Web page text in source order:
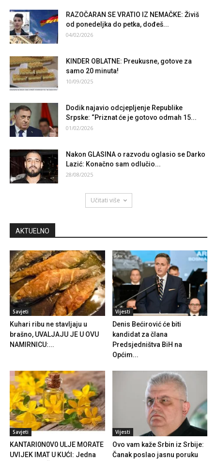
RAZOČARAN SE VRATIO IZ NEMAČKE: Živiš
od ponedeljka do petka, dođeš...
04/02/2026
KINDER OBLATNE: Preukusne, gotove za
samo 20 minuta!
10/09/2025
Dodik najavio odcjepljenje Republike
Srpske: “Priznat će je gotovo odmah 15...
01/02/2026
Nakon GLASINA o razvodu oglasio se Darko
Lazić: Konačno sam odlučio...
28/08/2025
Učitati više
AKTUELNO
Savjeti
Kuhari ribu ne stavljaju u
brašno, UVALJAJU JE U OVU
NAMIRNICU:...
Vijesti
Denis Bećirović će biti
kandidat za člana
Predsjedništva BiH na
Općim...
Savjeti
KANTARI0N0V0 ULJE MORATE
UVIJEK IMAT U KUĆI: Jedna
Vijesti
Ovo vam kaže Srbin iz Srbije:
Čanak poslao jasnu poruku